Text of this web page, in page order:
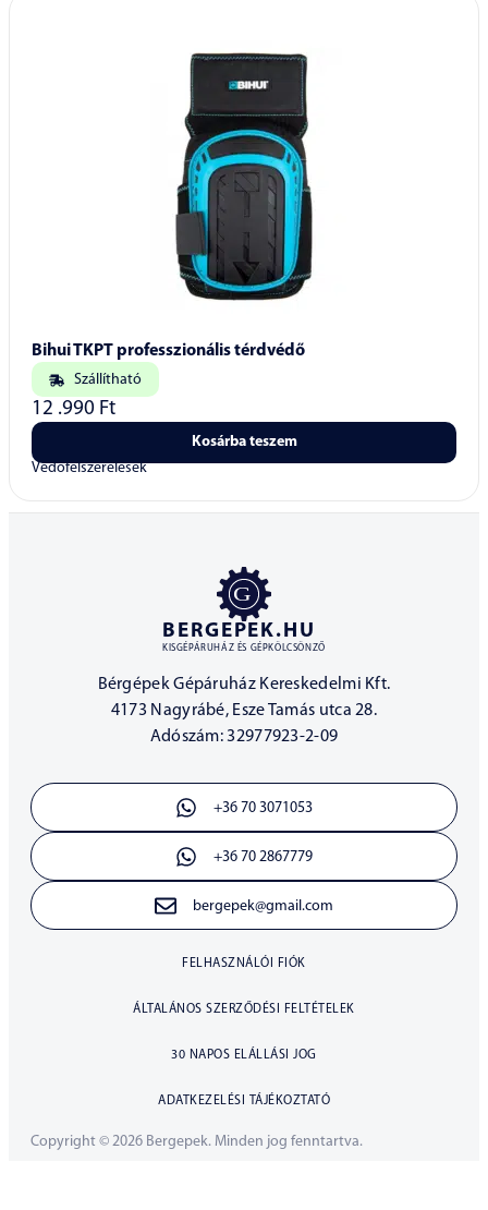
Bihui TKPT professzionális térdvédő
Szállítható
12 .990 Ft
Kosárba teszem
Védőfelszerelések
BERGEPEK.HU
KISGÉPÁRUHÁZ ÉS GÉPKÖLCSÖNZŐ
Bérgépek Gépáruház Kereskedelmi Kft.
4173 Nagyrábé, Esze Tamás utca 28.
Adószám: 32977923-2-09
+36 70 3071053
+36 70 2867779
bergepek@gmail.com
FELHASZNÁLÓI FIÓK
ÁLTALÁNOS SZERZŐDÉSI FELTÉTELEK
30 NAPOS ELÁLLÁSI JOG
ADATKEZELÉSI TÁJÉKOZTATÓ
Copyright © 2026 Bergepek. Minden jog fenntartva.